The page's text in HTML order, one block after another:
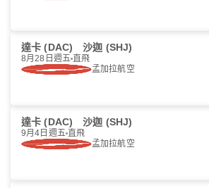
達卡 (DAC) 沙迦 (SHJ)
8月28日週五 直飛
孟加拉航空
達卡 (DAC) 沙迦 (SHJ)
9月4日週五 直飛
孟加拉航空